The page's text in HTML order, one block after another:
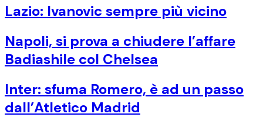
Lazio: Ivanovic sempre più vicino
Napoli, si prova a chiudere l’affare
Badiashile col Chelsea
Inter: sfuma Romero, è ad un passo
dall’Atletico Madrid